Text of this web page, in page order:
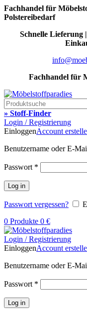
Fachhandel für
Polstereibedarf
Schnelle Lieferung
Fachhandel für
» Stoff-Finder
Login / Registrierung
EinloggenAccount
Benutzername oder E-
Passwort *
Log in
Passwort vergessen?
0 Produkte 0 €
Login / Registrierung
EinloggenAccount
Benutzername oder E-
Passwort *
Log in